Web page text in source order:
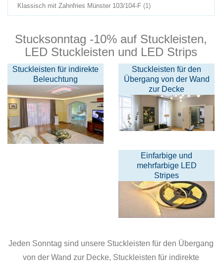
Warenkorb
Klassisch mit Zahnfries Münster 103/104-F 1Produkt(e)
im
Stucksonntag -10% auf Stuckleisten,
LED Stuckleisten und LED Strips
Stuckleisten für indirekte
Beleuchtung
Stuckleisten für den
Übergang von der Wand
zur Decke
Einfarbige und
mehrfarbige LED
Stripes
Jeden Sonntag sind unsere Stuckleisten für den Übergang
von der Wand zur Decke, Stuckleisten für indirekte